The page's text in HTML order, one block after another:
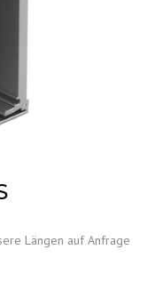
Längen auf Anfrage